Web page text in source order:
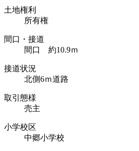
土地権利
所有権
間口・接道
間口 約10.9ｍ
接道状況
北側6ｍ道路
取引態様
売主
小学校区
中郷小学校